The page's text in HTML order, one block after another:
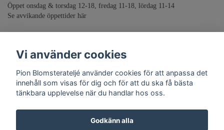
Öppet onsdag & torsdag 12-18, fredag 11-18, lördag 11-14
Se avvikande öppettider här
Stolt sponsor till Akutgruppen
Vi använder cookies
Pion Blomsterateljé använder cookies för att anpassa det
innehåll som visas för dig och för att du ska få bästa
tänkbara upplevelse när du handlar hos oss.
Godkänn alla